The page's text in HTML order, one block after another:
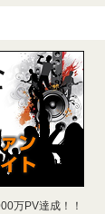
万PV達成！！